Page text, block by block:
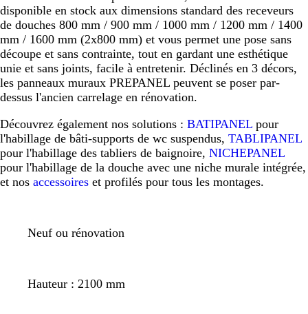
disponible en stock aux dimensions standard des receveurs
de douches 800 mm / 900 mm / 1000 mm / 1200 mm / 1400
mm / 1600 mm (2x800 mm) et vous permet une pose sans
découpe et sans contrainte, tout en gardant une esthétique
unie et sans joints, facile à entretenir. Déclinés en 3 décors,
les panneaux muraux PREPANEL peuvent se poser par-
dessus l'ancien carrelage en rénovation.
Découvrez également nos solutions : BATIPANEL pour
l'habillage de bâti-supports de wc suspendus, TABLIPANEL
pour l'habillage des tabliers de baignoire, NICHEPANEL
pour l'habillage de la douche avec une niche murale intégrée,
et nos accessoires et profilés pour tous les montages.
Neuf ou rénovation
Hauteur : 2100 mm